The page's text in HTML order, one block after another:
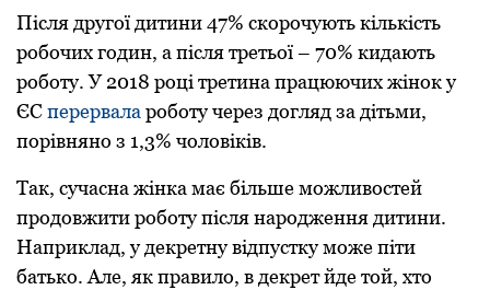
Після другої дитини 47% скорочують кількість
робочих годин, а після третьої – 70% кидають
роботу. У 2018 році третина працюючих жінок у
ЄСперервала роботу через догляд за дітьми,
порівняно з 1,3% чоловіків.
Так, сучасна жінка має більше можливостей
продовжити роботу після народження дитини.
Наприклад, у декретну відпустку може піти
батько. Але, як правило, в декрет йде той, хто